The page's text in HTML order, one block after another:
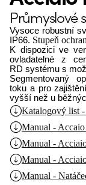
Průmyslové
Vysoce robustní
IP66. Stupeň
K dispozici ve
ovladatelné z
RD systému s
Segmentovaný
toku a pro
vyšší než u
Katalogový list
Manual -
Manual -
Manual -
Manual -